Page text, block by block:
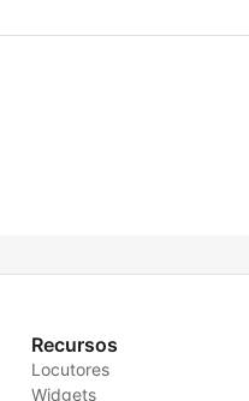
Recursos
Locutores
Widgets